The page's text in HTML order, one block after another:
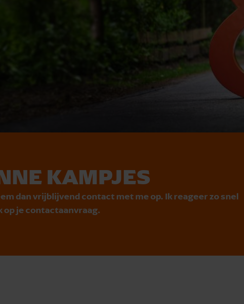
KAMPJES
dan vrijblijvend contact met me op. Ik reageer zo snel
op je contactaanvraag.